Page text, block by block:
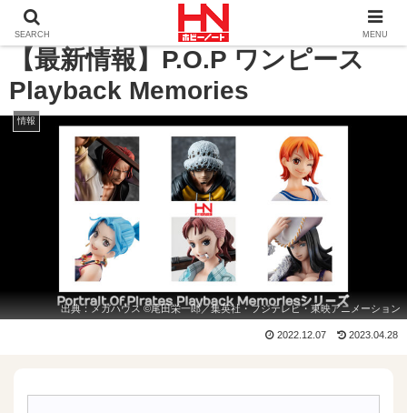
ホーム 【最新情報】P.O.P ワンピース Playback
【最新情報】P.O.P ワンピース
Playback Memories
情報
出典：メガハウス©尾田栄一郎／集英社・フジテレビ・東映アニメーション
2022.12.07 2023.04.28
SEARCH MENU